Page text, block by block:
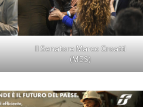
Il Senatore Marco Croatti
(M5S)